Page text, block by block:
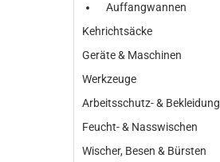
Auffangwannen
Kehrichtsäcke
Geräte & Maschinen
Werkzeuge
Arbeitsschutz- & Bekleidung
Feucht- & Nasswischen
Wischer, Besen & Bürsten